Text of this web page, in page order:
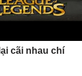
cãi nhau chí